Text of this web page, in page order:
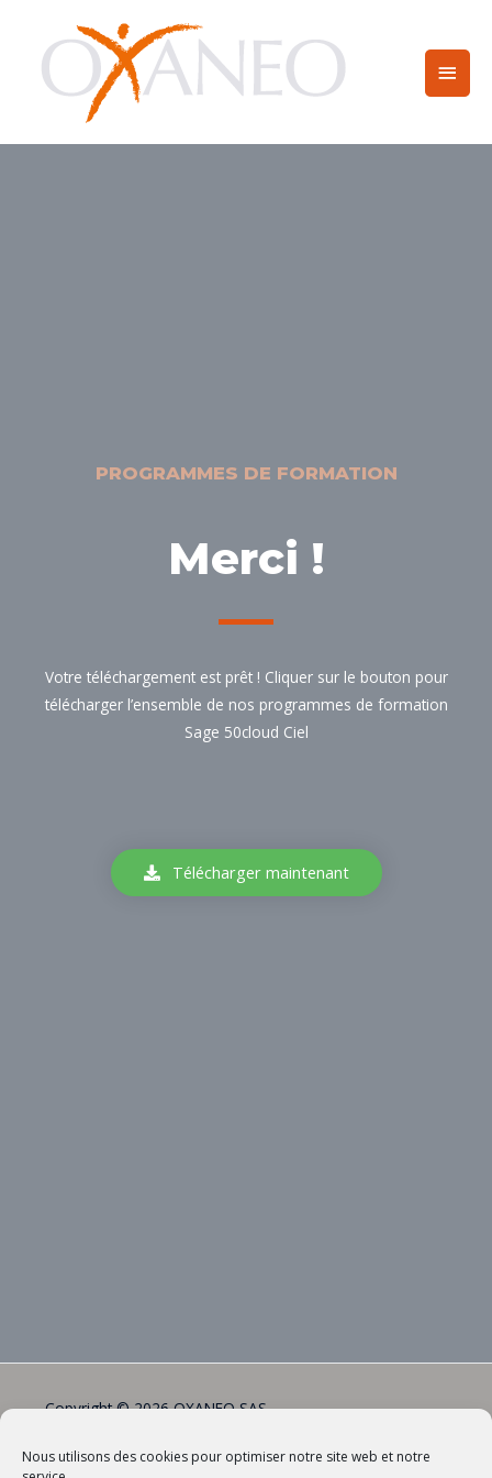
Nous utilisons des cookies pour optimiser notre site web et notre
PROGRAMMES DE FORMATION
Merci !
Votre téléchargement est prêt ! Cliquer sur le bouton pour
télécharger l’ensemble de nos programmes de formation
Sage 50cloud Ciel
Télécharger maintenant
Copyright © 2026 OXANEO SAS
RCS LE HAVRE